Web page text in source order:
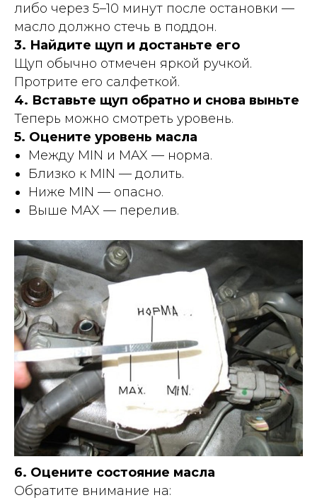
либо через 5–10 минут после остановки —
масло должно стечь в поддон.
3. Найдите щуп и достаньте его
Щуп обычно отмечен яркой ручкой.
Протрите его салфеткой.
4. Вставьте щуп обратно и снова выньте
Теперь можно смотреть уровень.
5. Оцените уровень масла
Между MIN и MAX — норма.
Близко к MIN — долить.
Ниже MIN — опасно.
Выше MAX — перелив.
6. Оцените состояние масла
Обратите внимание на: